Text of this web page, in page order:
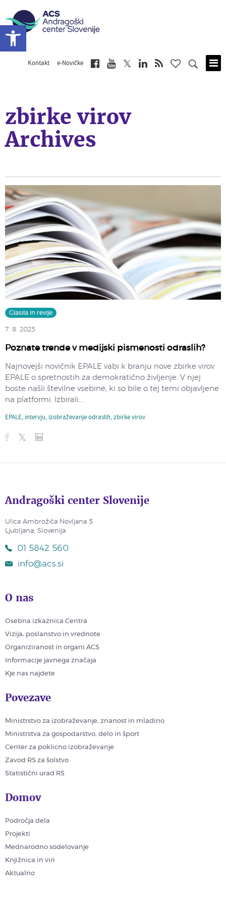
Kontakt e-Novičke
zbirke virov
Archives
Glasila in revije
7. 8. 2023
Poznate trende v medijski pismenosti odraslih?
Najnovejši novičnik EPALE vabi k branju nove zbirke virov
EPALE o spretnostih za demokratično življenje. V njej
boste našli številne vsebine, ki so bile o tej temi objavljene
na platformi. Izbirali...
EPALE, intervju, izobraževanje odraslih,zbirke virov
Andragoški center Slovenije
Ulica Ambrožiča Novljana 5
Ljubljana, Slovenija
01 5842 560
info@acs.si
O nas
Osebna izkaznica Centra
Vizija, poslanstvo in vrednote
Organiziranost in organi ACS
Informacije javnega značaja
Kje nas najdete
Povezave
Ministrstvo za izobraževanje, znanost in mladino
Ministrstva za gospodarstvo, delo in šport
Center za poklicno izobraževanje
Zavod RS za šolstvo
Statistični urad RS
Domov
Področja dela
Projekti
Mednarodno sodelovanje
Knjižnica in viri
Aktualno
Open toolbar